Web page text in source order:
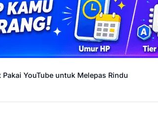
YouTube untuk Melepas Rindu